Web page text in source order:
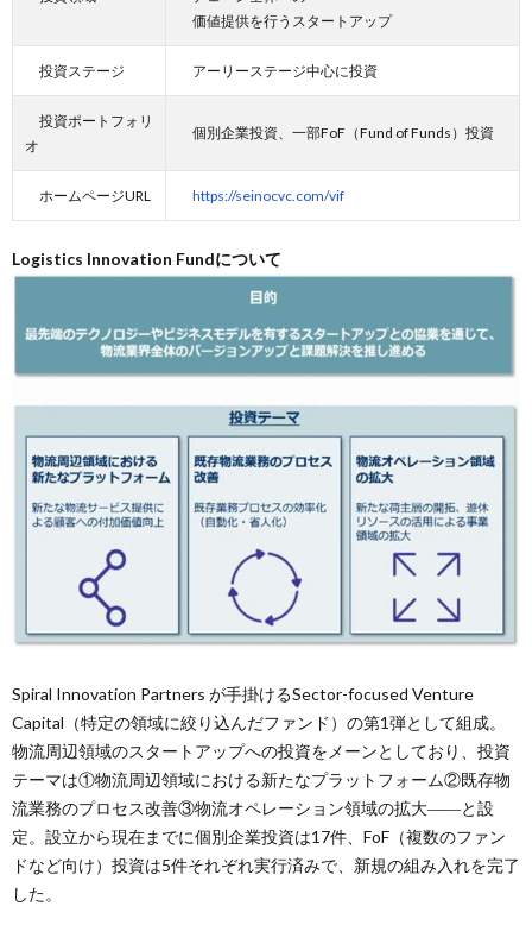
価値提供を行うスタートアップ
投資ステージ アーリーステージ中心に投資
投資ポートフォリ
オ
個別企業投資、一部FoF（Fund of Funds）投資
ホームページURL https://seinocvc.com/vif
Logistics Innovation Fundについて
Spiral Innovation Partners が手掛けるSector-focused Venture
Capital（特定の領域に絞り込んだファンド）の第1弾として組成。
物流周辺領域のスタートアップへの投資をメーンとしており、投資
テーマは①物流周辺領域における新たなプラットフォーム②既存物
流業務のプロセス改善③物流オペレーション領域の拡大――と設
定。設立から現在までに個別企業投資は17件、FoF（複数のファン
ドなど向け）投資は5件それぞれ実行済みで、新規の組み入れを完了
した。